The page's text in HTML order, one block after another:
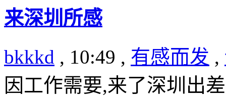
来深圳所感
bkkkd , 10:49 , 有感而发 ,
因工作需要,来了深圳出